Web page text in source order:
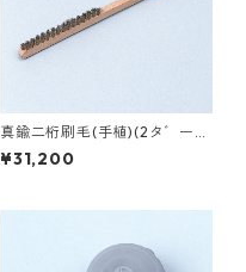
真鍮二桁刷毛(手植)(2タ゛ー
ス) 24pcs【ART23010】
¥31,200